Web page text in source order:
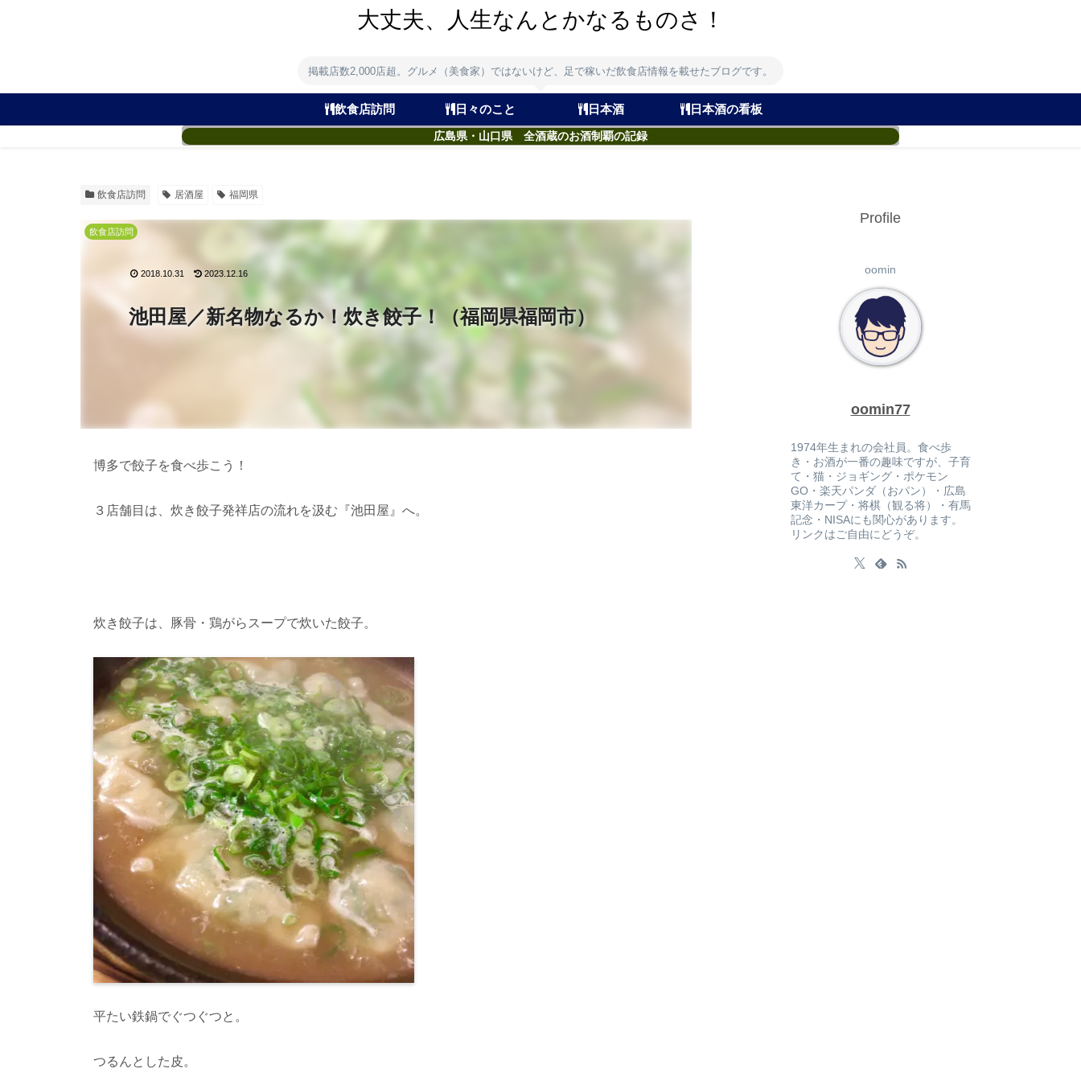
大丈夫、人生なんとかなるものさ！
掲載店数2,000店超。グルメ（美食家）ではないけど、足で稼いだ飲食店情報を載せたブログです。
飲食店訪問 日々のこと 日本酒 日本酒の看板
広島県・山口県 全酒蔵のお酒制覇の記録
飲食店訪問 居酒屋 福岡県
池田屋／新名物なるか！炊き餃子！（福岡県福岡市）
飲食店訪問
2018.10.31 2023.12.16
博多で餃子を食べ歩こう！
３店舗目は、炊き餃子発祥店の流れを汲む『池田屋』へ。
炊き餃子は、豚骨・鶏がらスープで炊いた餃子。
平たい鉄鍋でぐつぐつと。
つるんとした皮。
Profile
oomin
oomin77
1974年生まれの会社員。食べ歩
き・お酒が一番の趣味ですが、子育
て・猫・ジョギング・ポケモン
GO・楽天パンダ（おパン）・広島
東洋カープ・将棋（観る将）・有馬
記念・NISAにも関心があります。
リンクはご自由にどうぞ。